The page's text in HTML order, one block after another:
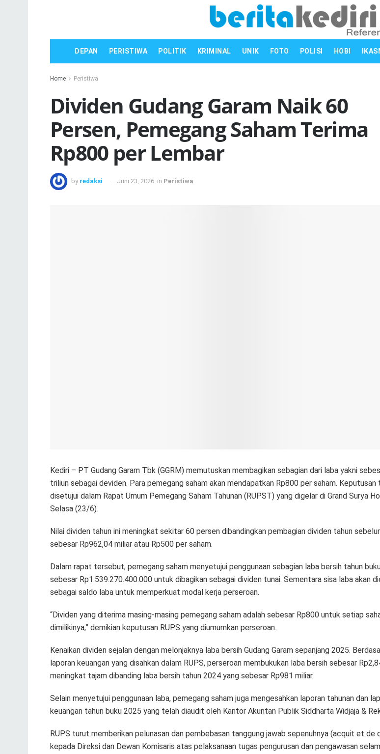
DEPAN PERISTIWA POLITIK KRIMINAL UNIK FOTO POLISI HOBI
Home Peristiwa
Dividen Gudang Garam Naik 60
Persen, Pemegang Saham Terima
Rp800 per Lembar
by redaksi Juni 23, 2026 in Peristiwa
Kediri – PT Gudang Garam Tbk (GGRM) memutuskan membagikan sebagian dari laba yakni
triliun sebagai deviden. Para pemegang saham akan mendapatkan Rp800 per saham.
disetujui dalam Rapat Umum Pemegang Saham Tahunan (RUPST) yang digelar di Grand Surya
Selasa (23/6).
Nilai dividen tahun ini meningkat sekitar 60 persen dibandingkan pembagian dividen tahun
sebesar Rp962,04 miliar atau Rp500 per saham.
Dalam rapat tersebut, pemegang saham menyetujui penggunaan sebagian laba bersih tahun
sebesar Rp1.539.270.400.000 untuk dibagikan sebagai dividen tunai. Sementara sisa laba akan
sebagai saldo laba untuk memperkuat modal kerja perseroan.
“Dividen yang diterima masing-masing pemegang saham adalah sebesar Rp800 untuk setiap
dimilikinya,” demikian keputusan RUPS yang diumumkan perseroan.
Kenaikan dividen sejalan dengan melonjaknya laba bersih Gudang Garam sepanjang 2025.
laporan keuangan yang disahkan dalam RUPS, perseroan membukukan laba bersih sebesar
meningkat tajam dibanding laba bersih tahun 2024 yang sebesar Rp981 miliar.
Selain menyetujui penggunaan laba, pemegang saham juga mengesahkan laporan tahunan dan
keuangan tahun buku 2025 yang telah diaudit oleh Kantor Akuntan Publik Siddharta Widjaja &
RUPS turut memberikan pelunasan dan pembebasan tanggung jawab sepenuhnya (acquit et de
kepada Direksi dan Dewan Komisaris atas pelaksanaan tugas pengurusan dan pengawasan